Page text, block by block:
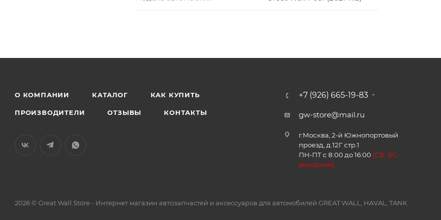
О КОМПАНИИ КАТАЛОГ КАК КУПИТЬ
ПРОИЗВОДИТЕЛИ ОТЗЫВЫ КОНТАКТЫ
+7 (926) 665-19-83
gw-store@mail.ru
г.Москва, 2-й Южнопортовый
проезд, д.12Г стр.1
ПН-ПТ с 8:00 до 16:00 (СБ, ВС -
выходной)
2026 © Great Wall Store - Интернет магазин автозапчастей и аксессуаров для автомобилей GREAT WALL, HAVAL, TANK